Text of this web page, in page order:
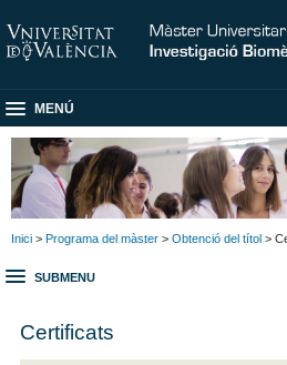
MENÚ
Inici > Programa del màster > Obtenció del títol >
SUBMENU
Certificats